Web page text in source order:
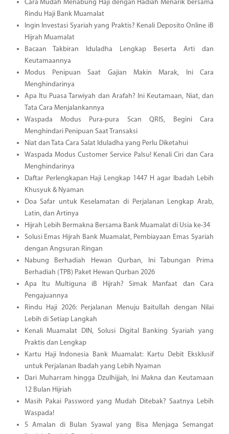
Cara Mudah Menabung Haji dengan Hadiah Menarik bersama
Rindu Haji Bank Muamalat
Ingin Investasi Syariah yang Praktis? Kenali Deposito Online iB
Hijrah Muamalat
Bacaan Takbiran Iduladha Lengkap Beserta Arti dan
Keutamaannya
Modus Penipuan Saat Gajian Makin Marak, Ini Cara
Menghindarinya
Apa Itu Puasa Tarwiyah dan Arafah? Ini Keutamaan, Niat, dan
Tata Cara Menjalankannya
Waspada Modus Pura-pura Scan QRIS, Begini Cara
Menghindari Penipuan Saat Transaksi
Niat dan Tata Cara Salat Iduladha yang Perlu Diketahui
Waspada Modus Customer Service Palsu! Kenali Ciri dan Cara
Menghindarinya
Daftar Perlengkapan Haji Lengkap 1447 H agar Ibadah Lebih
Khusyuk & Nyaman
Doa Safar untuk Keselamatan di Perjalanan Lengkap Arab,
Latin, dan Artinya
Hijrah Lebih Bermakna Bersama Bank Muamalat di Usia ke-34
Solusi Emas Hijrah Bank Muamalat, Pembiayaan Emas Syariah
dengan Angsuran Ringan
Nabung Berhadiah Hewan Qurban, Ini Tabungan Prima
Berhadiah (TPB) Paket Hewan Qurban 2026
Apa Itu Multiguna iB Hijrah? Simak Manfaat dan Cara
Pengajuannya
Rindu Haji 2026: Perjalanan Menuju Baitullah dengan Nilai
Lebih di Setiap Langkah
Kenali Muamalat DIN, Solusi Digital Banking Syariah yang
Praktis dan Lengkap
Kartu Haji Indonesia Bank Muamalat: Kartu Debit Eksklusif
untuk Perjalanan Ibadah yang Lebih Nyaman
Dari Muharram hingga Dzulhijjah, Ini Makna dan Keutamaan
12 Bulan Hijriah
Masih Pakai Password yang Mudah Ditebak? Saatnya Lebih
Waspada!
5 Amalan di Bulan Syawal yang Bisa Menjaga Semangat